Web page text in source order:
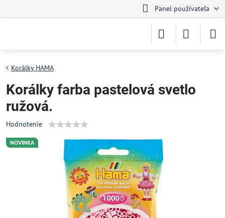
Panel používateľa
NOVINKA
Korálky HAMA
Korálky farba pastelová svetlo
ružová.
Hodnotenie